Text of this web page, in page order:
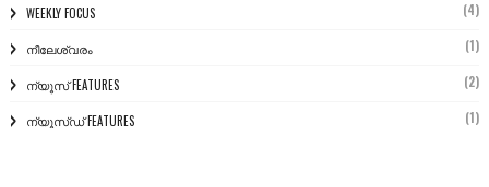
WEEKLY FOCUS (4)
നീലേശ്വരം (1)
ന്യൂസ് FEATURES (2)
ന്യൂസ്ഡ് FEATURES (1)